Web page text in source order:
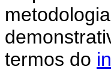
termos do